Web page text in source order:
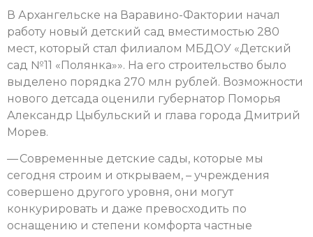
В Архангельске на Варавино-Фактории начал
работу новый детский сад вместимостью 280
мест, который стал филиалом МБДОУ «Детский
сад №11 «Полянка»». На его строительство было
выделено порядка 270 млн рублей. Возможности
нового детсада оценили губернатор Поморья
Александр Цыбульский и глава города Дмитрий
Морев.
— Современные детские сады, которые мы
сегодня строим и открываем, – учреждения
совершено другого уровня, они могут
конкурировать и даже превосходить по
оснащению и степени комфорта частные